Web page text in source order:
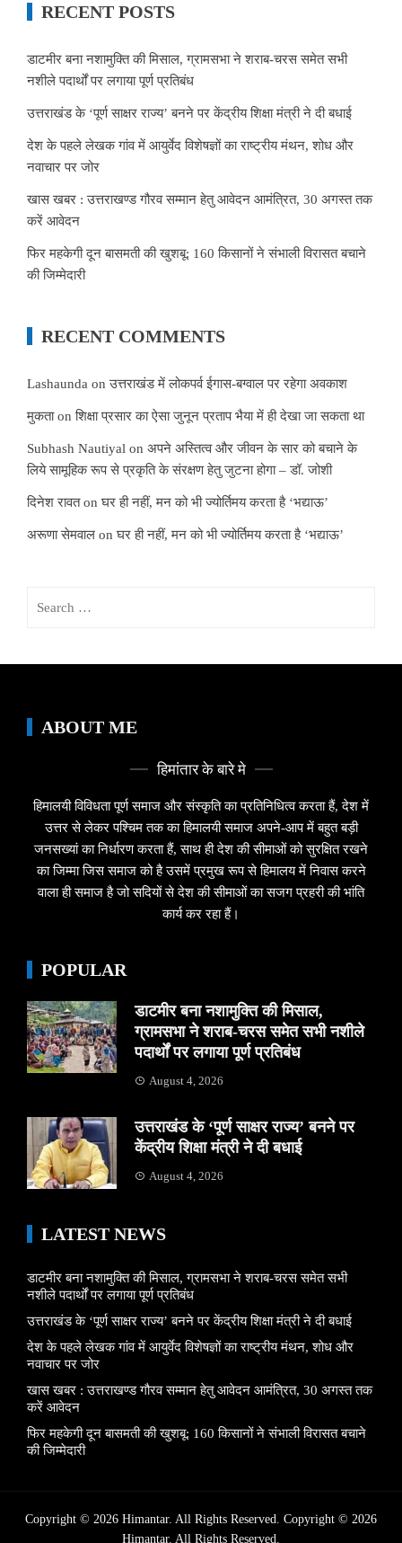
RECENT POSTS
डाटमीर बना नशामुक्ति की मिसाल, ग्रामसभा ने शराब-चरस समेत सभी
नशीले पदार्थों पर लगाया पूर्ण प्रतिबंध
उत्तराखंड के ‘पूर्ण साक्षर राज्य’ बनने पर केंद्रीय शिक्षा मंत्री ने दी बधाई
देश के पहले लेखक गांव में आयुर्वेद विशेषज्ञों का राष्ट्रीय मंथन, शोध और
नवाचार पर जोर
खास खबर : उत्तराखण्ड गौरव सम्मान हेतु आवेदन आमंत्रित, 30 अगस्त तक
करें आवेदन
फिर महकेगी दून बासमती की खुशबू: 160 किसानों ने संभाली विरासत बचाने
की जिम्मेदारी
RECENT COMMENTS
Lashaunda onउत्तराखंड में लोकपर्व ईगास-बग्वाल पर रहेगा अवकाश
मुकताonशिक्षा प्रसार का ऐसा जुनून प्रताप भैया में ही देखा जा सकता था
Subhash Nautiyal on अपने अस्तित्व और जीवन के सार को बचाने के
लिये सामूहिक रूप से प्रकृति के संरक्षण हेतु जुटना होगा – डॉ. जोशी
दिनेश रावतonघर ही नहीं, मन को भी ज्योर्तिमय करता है ‘भद्याऊ’
अरूणा सेमवाल onघर ही नहीं, मन को भी ज्योर्तिमय करता है ‘भद्याऊ’
ABOUT ME
हिमांतार के बारे मे
हिमालयी विविधता पूर्ण समाज और संस्कृति का प्रतिनिधित्व करता हैं, देश में
उत्तर से लेकर पश्चिम तक का हिमालयी समाज अपने-आप में बहुत बड़ी
जनसख्यां का निर्धारण करता हैं, साथ ही देश की सीमाओं को सुरक्षित रखने
का जिम्मा जिस समाज को है उसमें प्रमुख रूप से हिमालय में निवास करने
वाला ही समाज है जो सदियों से देश की सीमाओं का सजग प्रहरी की भांति
कार्य कर रहा हैं।
POPULAR
डाटमीर बना नशामुक्ति की मिसाल,
ग्रामसभा ने शराब-चरस समेत सभी नशीले
पदार्थों पर लगाया पूर्ण प्रतिबंध
August 4, 2026
उत्तराखंड के ‘पूर्ण साक्षर राज्य’ बनने पर
केंद्रीय शिक्षा मंत्री ने दी बधाई
August 4, 2026
LATEST NEWS
डाटमीर बना नशामुक्ति की मिसाल, ग्रामसभा ने शराब-चरस समेत सभी
नशीले पदार्थों पर लगाया पूर्ण प्रतिबंध
उत्तराखंड के ‘पूर्ण साक्षर राज्य’ बनने पर केंद्रीय शिक्षा मंत्री ने दी बधाई
देश के पहले लेखक गांव में आयुर्वेद विशेषज्ञों का राष्ट्रीय मंथन, शोध और
नवाचार पर जोर
खास खबर : उत्तराखण्ड गौरव सम्मान हेतु आवेदन आमंत्रित, 30 अगस्त तक
करें आवेदन
फिर महकेगी दून बासमती की खुशबू: 160 किसानों ने संभाली विरासत बचाने
की जिम्मेदारी
Copyright © 2026 Himantar. All Rights Reserved. Copyright © 2026
Himantar. All Rights Reserved.